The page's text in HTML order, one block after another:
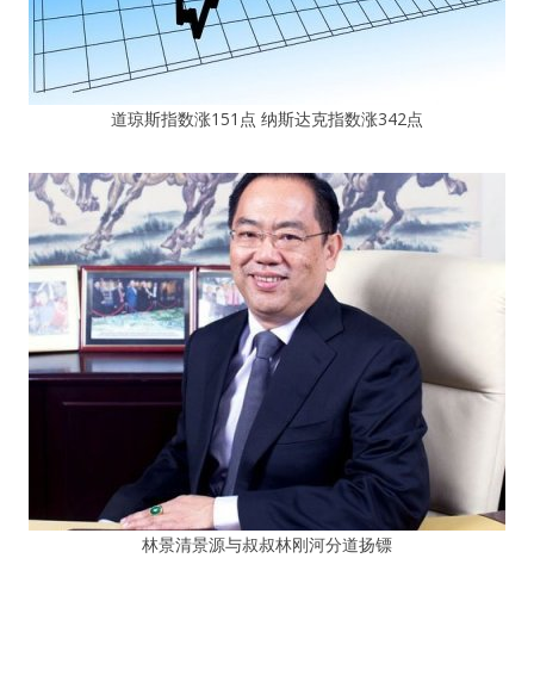
道琼斯指数涨151点 纳斯达克指数涨342点
林景清景源与叔叔林刚河分道扬镖